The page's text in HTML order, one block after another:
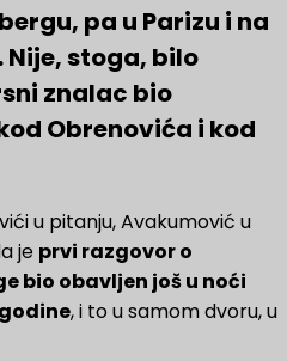
pa u Parizu i na
stoga, bilo
znalac bio
Obrenovića i kod
u pitanju, Avakumović u
je prvi razgovor o
bio obavljen još u noći
godine, i to u samom dvoru, u